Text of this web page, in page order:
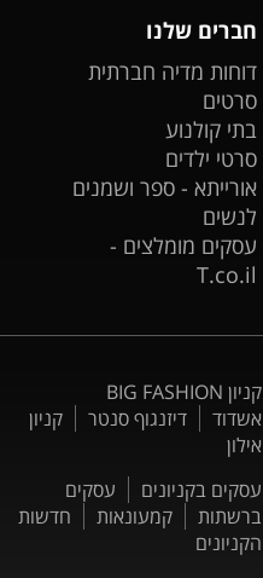
חברים שלנו
דוחות מדיה חברתית
סרטים
בתי קולנוע
סרטי ילדים
אורייתא - ספר ושמנים
לנשים
עסקים מומלצים -
T.co.il
קניון BIG FASHION
אשדוד
דיזנגוף סנטר
קניון
אילון
עסקים בקניונים
עסקים
ברשתות
קמעונאות
חדשות
הקניונים